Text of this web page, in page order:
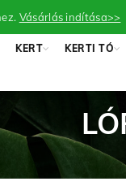
Vásárlás indítása>>
KERT KERTI TÓ